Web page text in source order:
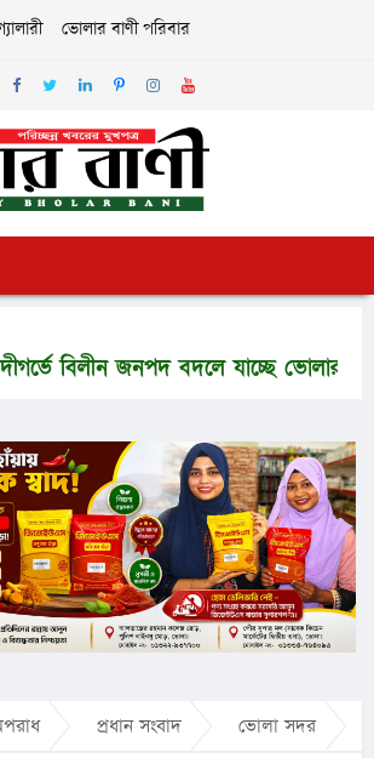
ভোলার বাণী পরিবার
জনপদ বদলে যাচ্ছে ভোলার মানচিত্র
প্রধান সংবাদ ভোলা সদর